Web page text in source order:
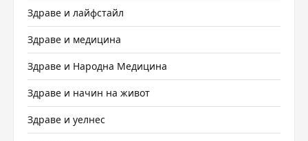
Здраве и лайфстайл
Здраве и медицина
Здраве и Народна Медицина
Здраве и начин на живот
Здраве и уелнес